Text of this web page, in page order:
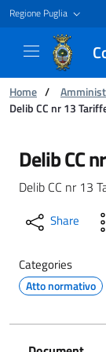
Regione Puglia
You are:
Home /
Delib CC nr 13
Delib CC
Delib CC
Delib CC nr 13
Share
Categories
Atto normativo